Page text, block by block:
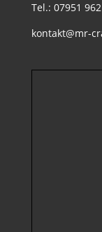
Tel.: 07951
kontakt@mr-